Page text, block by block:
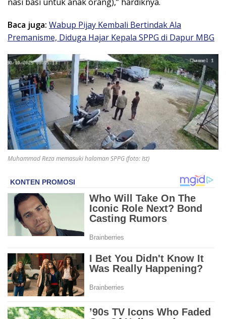
nasi basi untuk anak orang),” hardiknya.
Baca juga: Wabup Pijay Kembali Bertindak Ala
Premanisme, Diduga Hajar Kepala SPPG di Dapur MBG
Muhammad Reza memasuki halaman SPPG (foto: Ist)